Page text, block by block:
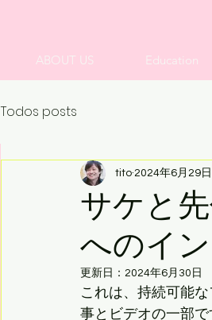
ABOUT US Education
Todos posts
サケと
へのイ
tito 2024年6月29日
更新日： 2024年6月30日
これは、持続可能
事とビデオの一部